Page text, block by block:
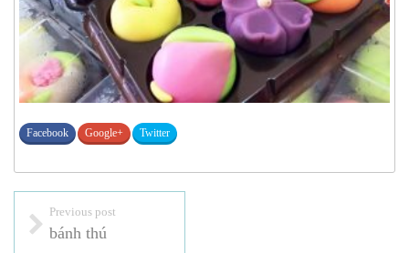
Facebook Google+ Twitter
Previous post
bánh thú